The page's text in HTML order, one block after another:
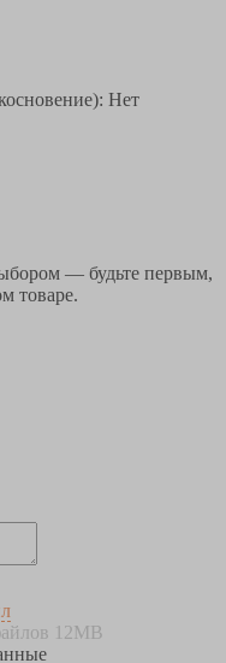
Нет
— будьте первым,
товаре.
12MB